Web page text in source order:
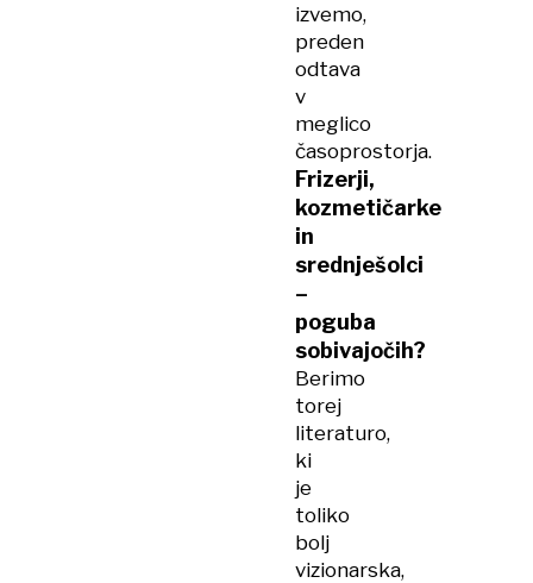
izvemo,
preden
odtava
v
meglico
časoprostorja.
Frizerji,
kozmetičarke
in
srednješolci
–
poguba
sobivajočih?
Berimo
torej
literaturo,
ki
je
toliko
bolj
vizionarska,